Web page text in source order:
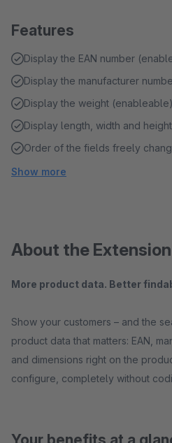
Features
Display the EAN number
Display the manufacturer
Display the weight (enableable)
Display length, width and
Order of the fields freely
Show more
About the Extension
More product data. Better
Show your customers – and the
product data that matters: EAN,
and dimensions right on the
configure, completely without